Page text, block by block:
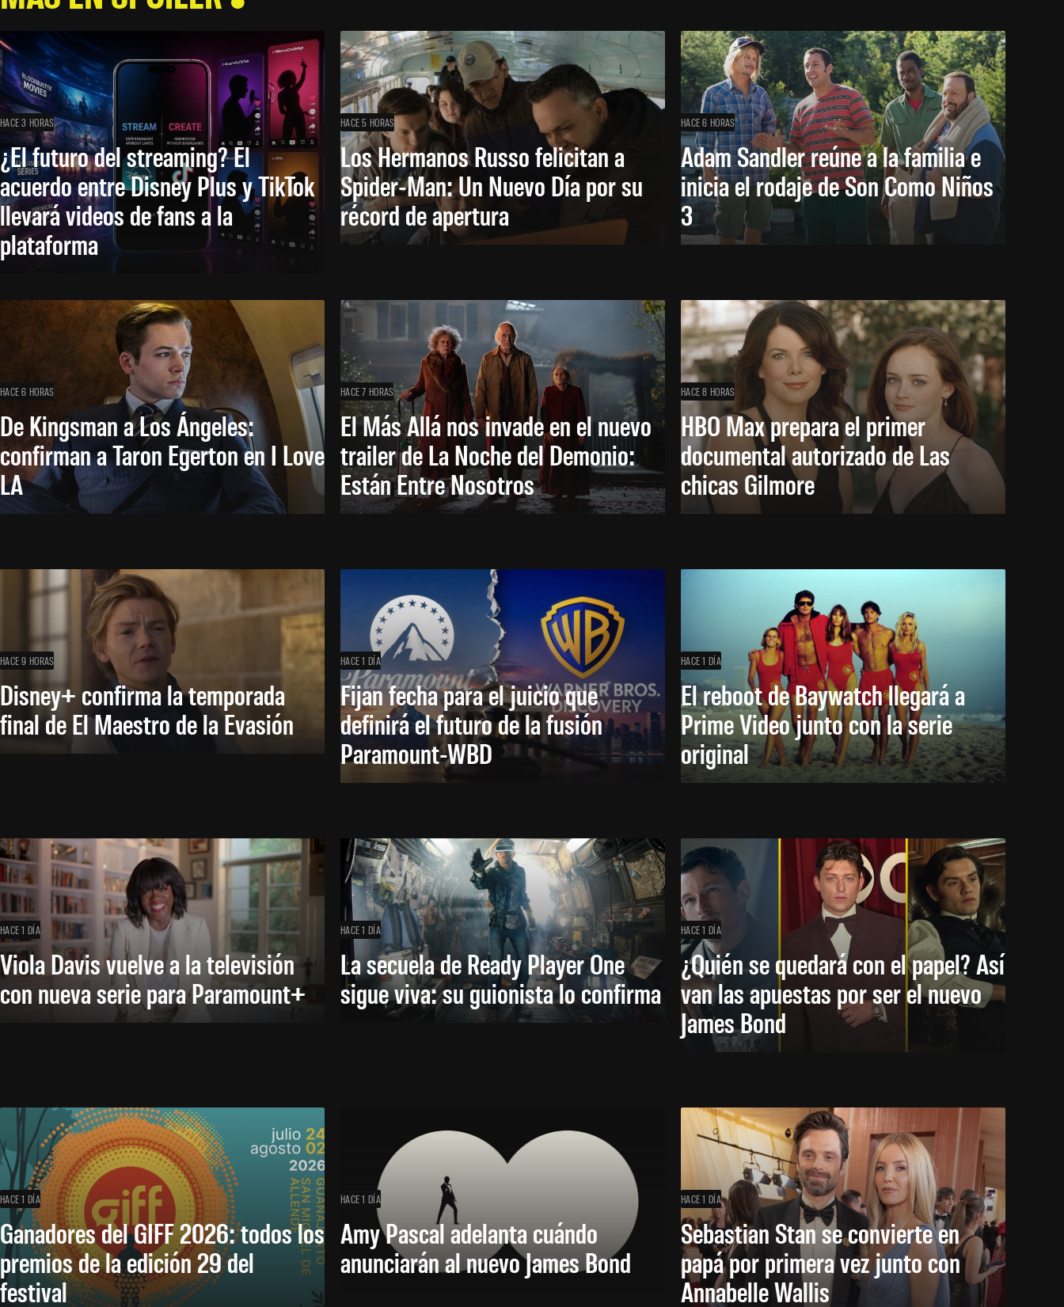
HACE 3 HORAS
¿El futuro del streaming? El
acuerdo entre Disney Plus y TikTok
llevará videos de fans a la
plataforma
HACE 5 HORAS
Los Hermanos Russo felicitan a
Spider-Man: Un Nuevo Día por su
récord de apertura
HACE 6 HORAS
Adam Sandler reúne a la familia e
inicia el rodaje de Son Como Niños
3
HACE 6 HORAS
De Kingsman a Los Ángeles:
confirman a Taron Egerton en I Love
LA
HACE 7 HORAS
El Más Allá nos invade en el nuevo
trailer de La Noche del Demonio:
Están Entre Nosotros
HACE 8 HORAS
HBO Max prepara el primer
documental autorizado de Las
chicas Gilmore
HACE 9 HORAS
Disney+ confirma la temporada
final de El Maestro de la Evasión
HACE 1 DÍA
Fijan fecha para el juicio que
definirá el futuro de la fusión
Paramount-WBD
HACE 1 DÍA
El reboot de Baywatch llegará a
Prime Video junto con la serie
original
HACE 1 DÍA
Viola Davis vuelve a la televisión
con nueva serie para Paramount+
HACE 1 DÍA
La secuela de Ready Player One
sigue viva: su guionista lo confirma
HACE 1 DÍA
¿Quién se quedará con el papel? Así
van las apuestas por ser el nuevo
James Bond
HACE 1 DÍA
Ganadores del GIFF 2026: todos los
premios de la edición 29 del
festival
HACE 1 DÍA
Amy Pascal adelanta cuándo
anunciarán al nuevo James Bond
HACE 1 DÍA
Sebastian Stan se convierte en
papá por primera vez junto con
Annabelle Wallis